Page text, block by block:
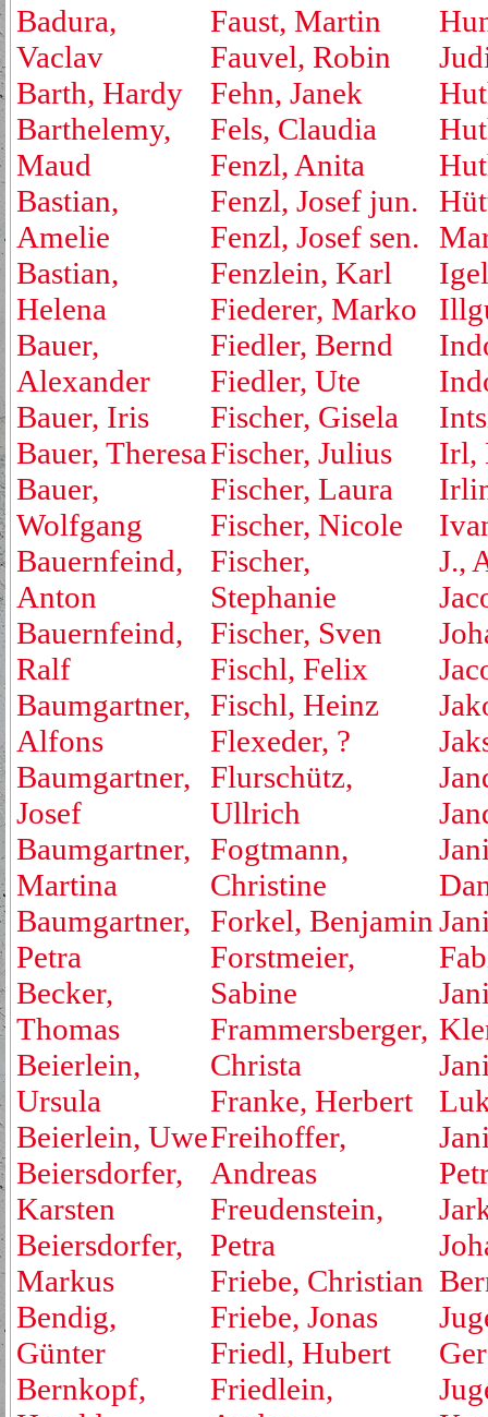
Badura,
Vaclav
Barth, Hardy
Barthelemy,
Maud
Bastian,
Amelie
Bastian,
Helena
Bauer,
Alexander
Bauer, Iris
Bauer, Theresa
Bauer,
Wolfgang
Bauernfeind,
Anton
Bauernfeind,
Ralf
Baumgartner,
Alfons
Baumgartner,
Josef
Baumgartner,
Martina
Baumgartner,
Petra
Becker,
Thomas
Beierlein,
Ursula
Beierlein, Uwe
Beiersdorfer,
Karsten
Beiersdorfer,
Markus
Bendig,
Günter
Bernkopf,
Faust, Martin
Fauvel, Robin
Fehn, Janek
Fels, Claudia
Fenzl, Anita
Fenzl, Josef jun.
Fenzl, Josef sen.
Fenzlein, Karl
Fiederer, Marko
Fiedler, Bernd
Fiedler, Ute
Fischer, Gisela
Fischer, Julius
Fischer, Laura
Fischer, Nicole
Fischer,
Stephanie
Fischer, Sven
Fischl, Felix
Fischl, Heinz
Flexeder, ?
Flurschütz,
Ullrich
Fogtmann,
Christine
Forkel, Benjamin
Forstmeier,
Sabine
Frammersberger,
Christa
Franke, Herbert
Freihoffer,
Andreas
Freudenstein,
Petra
Friebe, Christian
Friebe, Jonas
Friedl, Hubert
Friedlein,
Irl,
J.,